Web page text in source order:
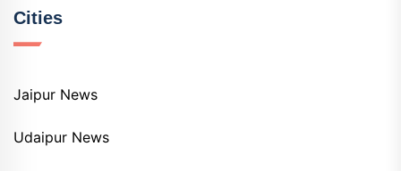
Cities
Jaipur News
Udaipur News